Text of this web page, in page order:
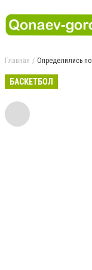
Главная Определились
БАСКЕТБОЛ